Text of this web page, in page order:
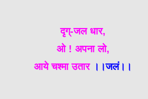
दृग्-जल धार,
ओ ! अपना लो,
आये चश्मा उतार ।।जलं।।